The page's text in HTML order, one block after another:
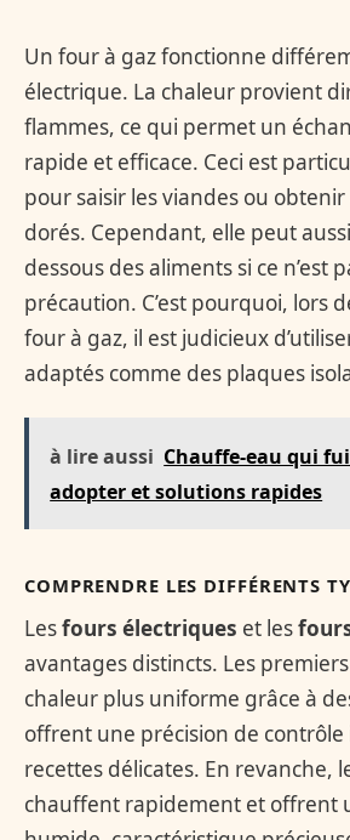
Un four à gaz fonctionne
électrique. La chaleur provient
flammes, ce qui permet un
rapide et efficace. Ceci est
pour saisir les viandes ou
dorés. Cependant, elle peut
dessous des aliments si ce n’est
précaution. C’est pourquoi, lors
four à gaz, il est judicieux
adaptés comme des plaques
à lire aussi Chauffe-eau qui
adopter et solutions rapides
COMPRENDRE LES DIFFÉRENTS
Lesfours électriques et les
avantages distincts. Les
chaleur plus uniforme grâce à
offrent une précision de
recettes délicates. En revanche,
chauffent rapidement et offrent